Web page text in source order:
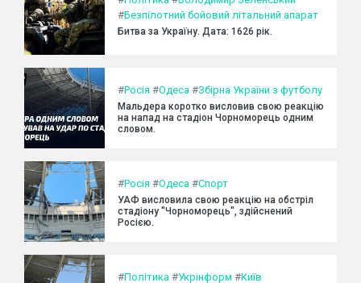
#Безпілотний бойовий літальний апарат
Битва за Україну. Дата: 1626 рік.
#Росія #Одеса #Збірна України з футболу
Мальдера коротко висловив свою реакцію
на напад на стадіон Чорноморець одним
словом.
#Росія #Одеса #Спорт
УАФ висловила свою реакцію на обстріл
стадіону "Чорноморець", здійснений
Росією.
#Політика #Укрінформ #Київ